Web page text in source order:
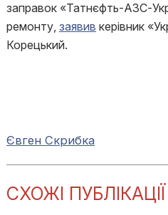
заправок «Татнєфть-АЗС-
ремонту, заявив керівник
Корецький.
Євген Скрибка
СХОЖІ ПУБЛІКАЦІЇ